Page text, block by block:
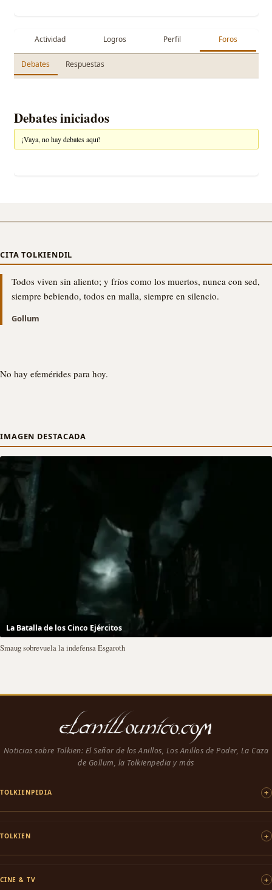
Actividad Logros Perfil Foros
Debates Respuestas
Debates iniciados
¡Vaya, no hay debates aquí!
CITA TOLKIENDIL
Todos viven sin aliento; y fríos como los muertos, nunca con sed,
siempre bebiendo, todos en malla, siempre en silencio.
Gollum
No hay efemérides para hoy.
IMAGEN DESTACADA
La Batalla de los Cinco Ejércitos
Smaug sobrevuela la indefensa Esgaroth
Noticias sobre Tolkien: El Señor de los Anillos, Los Anillos de Poder, La Caza
de Gollum, la Tolkienpedia y más
TOLKIENPEDIA
TOLKIEN
CINE & TV